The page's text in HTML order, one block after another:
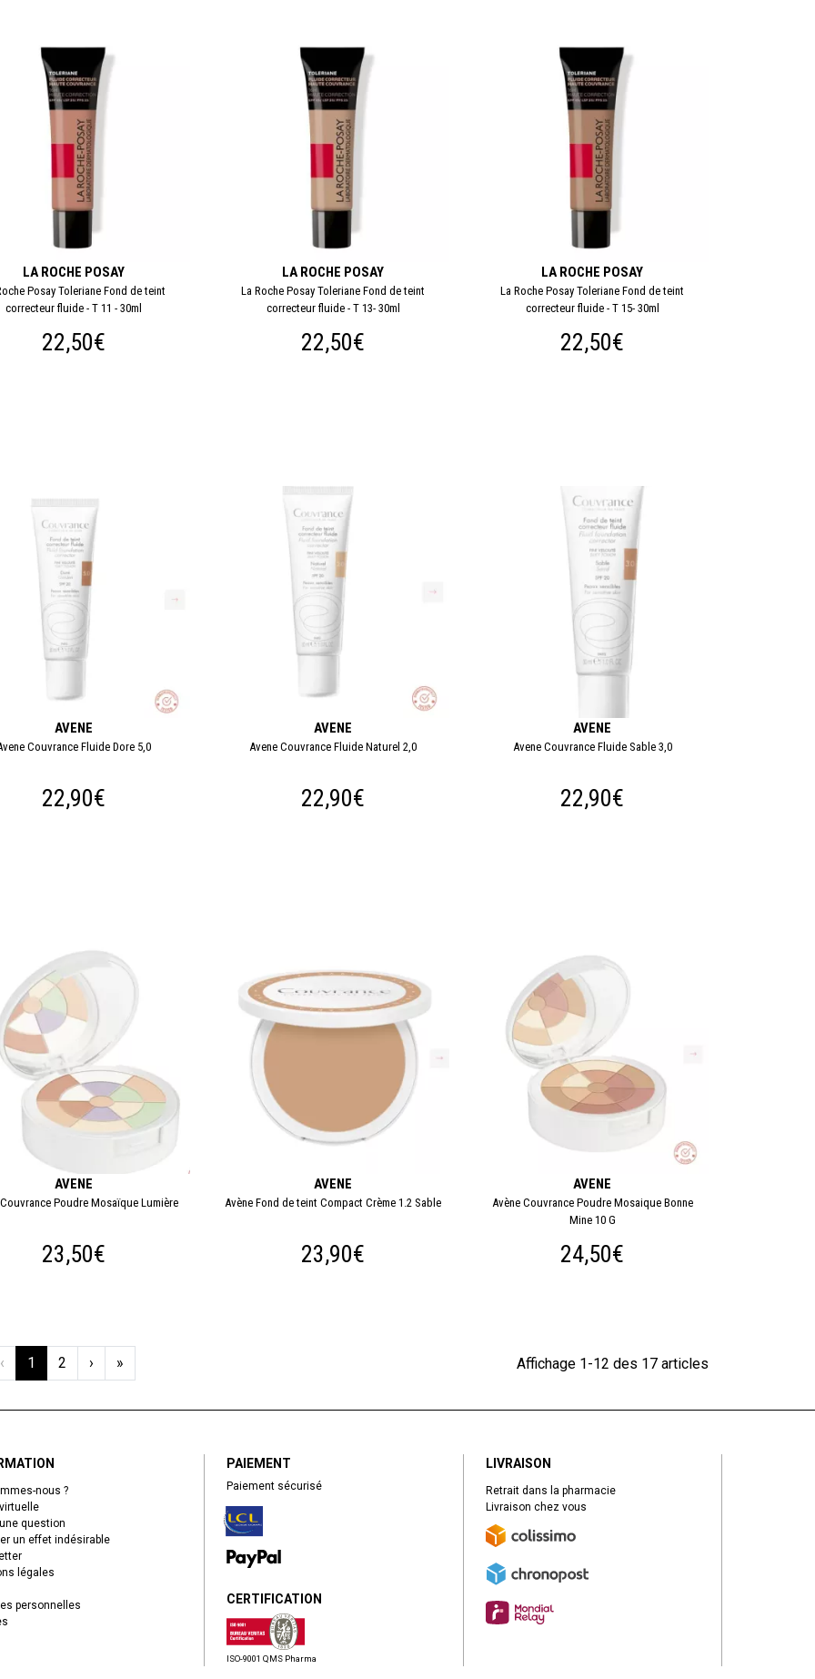
LA ROCHE POSAY
Posay Toleriane Fond de teint
correcteur fluide - T 11 - 30ml
22,50€
LA ROCHE POSAY
La Roche Posay Toleriane Fond de teint
correcteur fluide - T 13- 30ml
22,50€
LA ROCHE POSAY
La Roche Posay Toleriane Fond de teint
correcteur fluide - T 15- 30ml
22,50€
AVENE
Couvrance Fluide Dore 5,0
22,90€
AVENE
Avene Couvrance Fluide Naturel 2,0
22,90€
AVENE
Avene Couvrance Fluide Sable 3,0
22,90€
AVENE
Poudre Mosaïque Lumière
23,50€
AVENE
Avène Fond de teint Compact Crème 1.2 Sable
23,90€
AVENE
Avène Couvrance Poudre Mosaique Bonne
Mine 10 G
24,50€
Affichage 1-12 des 17 articles
‹ 1 2 › »
nous ?
question
un effet indésirable
légales
personnelles
PAIEMENT
Paiement sécurisé
CERTIFICATION
ISO-9001 QMS Pharma
LIVRAISON
Retrait dans la pharmacie
Livraison chez vous